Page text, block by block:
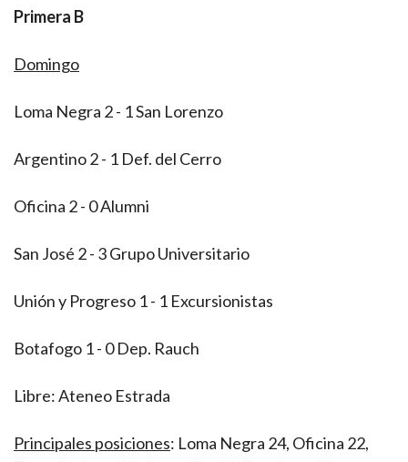
Primera B
Domingo
Loma Negra 2 - 1 San Lorenzo
Argentino 2 - 1 Def. del Cerro
Oficina 2 - 0 Alumni
San José 2 - 3 Grupo Universitario
Unión y Progreso 1 - 1 Excursionistas
Botafogo 1 - 0 Dep. Rauch
Libre: Ateneo Estrada
Principales posiciones: Loma Negra 24, Oficina 22,